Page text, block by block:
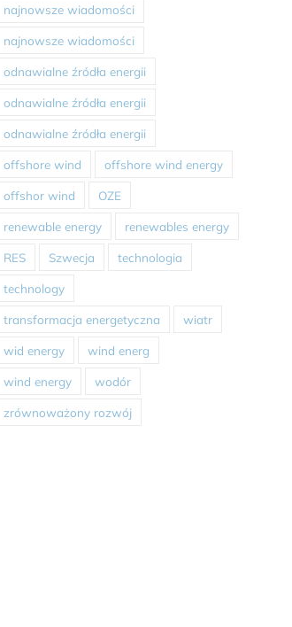
najnowsze wiadomości
najnowsze wiadomości
odnawialne źródła energii
odnawialne źródła energii
odnawialne źródła energii
offshore wind offshore wind energy
offshor wind OZE
renewable energy renewables energy
RES Szwecja technologia
technology
transformacja energetyczna wiatr
wid energy wind energ
wind energy wodór
zrównoważony rozwój